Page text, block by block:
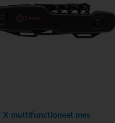
X multifunctioneel mes